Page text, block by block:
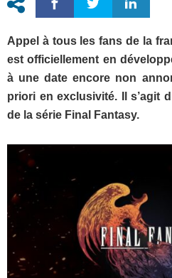
Appel à tous les fans de la
est officiellement en
à une date encore non
priori en exclusivité. Il s’agit
de la série Final Fantasy.